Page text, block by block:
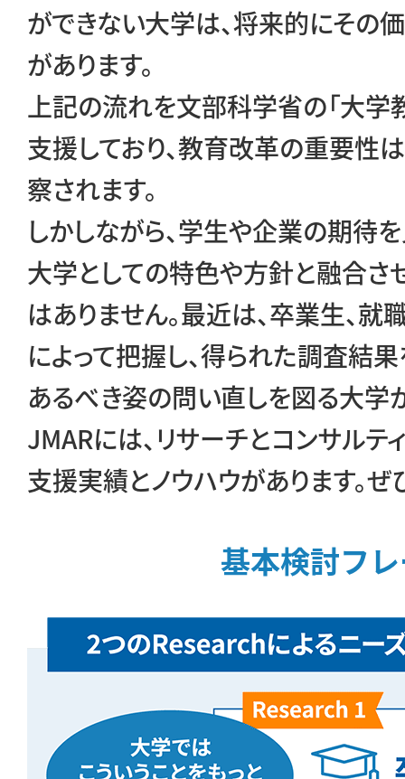
ができない大学は、将来的にその
があります。
上記の流れを文部科学省の「大学
支援しており、教育改革の重要性
察されます。
しかしながら、学生や企業の期待
大学としての特色や方針と融合さ
はありません。最近は、卒業生、
によって把握し、得られた調査結
あるべき姿の問い直しを図る大学
JMARには、リサーチとコンサル
支援実績とノウハウがあります。ぜ
基本検討フ